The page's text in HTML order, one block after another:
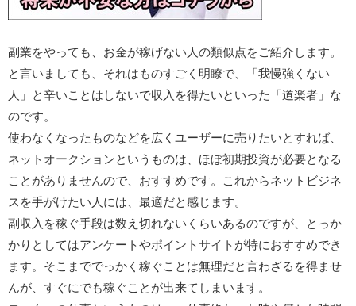
副業をやっても、お金が稼げない人の類似点をご紹介します。
と言いましても、それはものすごく明瞭で、「我慢強くない
人」と辛いことはしないで収入を得たいといった「道楽者」な
のです。
使わなくなったものなどを広くユーザーに売りたいとすれば、
ネットオークションというものは、ほぼ初期投資が必要となる
ことがありませんので、おすすめです。これからネットビジネ
スを手がけたい人には、最適だと感じます。
副収入を稼ぐ手段は数え切れないくらいあるのですが、とっか
かりとしてはアンケートやポイントサイトが特におすすめでき
ます。そこまででっかく稼ぐことは無理だと言わざるを得ませ
んが、すぐにでも稼ぐことが出来てしまいます。